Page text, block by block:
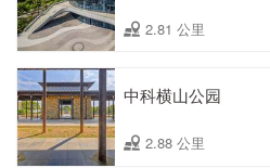
2.81 公里
中科横山公园
2.88 公里